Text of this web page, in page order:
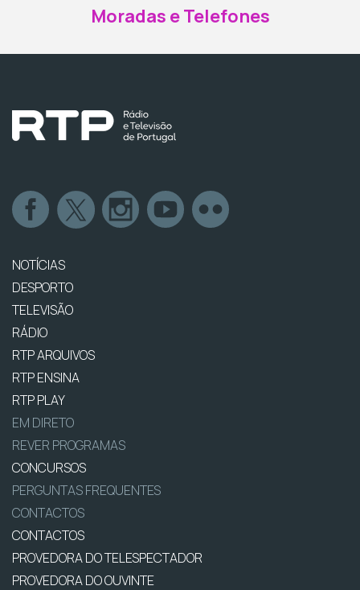
Moradas e Telefones
NOTÍCIAS
DESPORTO
TELEVISÃO
RÁDIO
RTP ARQUIVOS
RTP ENSINA
RTP PLAY
EM DIRETO
REVER PROGRAMAS
CONCURSOS
PERGUNTAS FREQUENTES
CONTACTOS
CONTACTOS
PROVEDORA DO TELESPECTADOR
PROVEDORA DO OUVINTE